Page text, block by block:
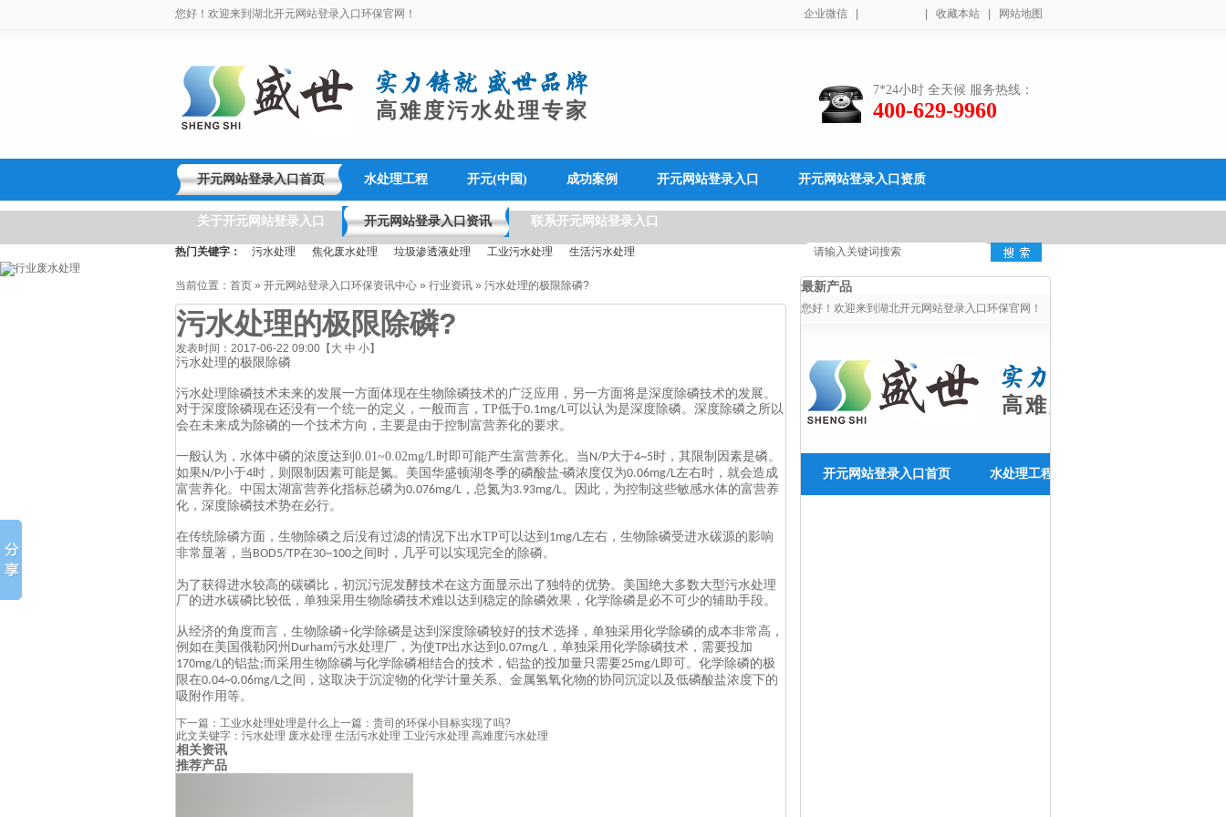
您好！欢迎来到湖北开元网站登录入口环保官网！ 企业微信 收藏本站 网站地图
高难度污水处理专家
7*24小时 全天候 服务热线：
400-629-9960
开元网站登录入口首页 水处理工程 开元(中国) 成功案例 开元网站登录入口 开元网站登录入口资质
关于开元网站登录入口 开元网站登录入口资讯 联系开元网站登录入口
热门关键字： 污水处理 焦化废水处理 垃圾渗透液处理 工业污水处理 生活污水处理
当前位置： 首页 » 开元网站登录入口环保资讯中心 » 行业资讯 » 污水处理的极限除磷?
污水处理的极限除磷?
发表时间：2017-06-22 09:00【 大 中 小】
污水处理的极限除磷
污水处理除磷技术未来的发展一方面体现在生物除磷技术的广泛应用，另一方面将是深度除磷技术的发展。
对于深度除磷现在还没有一个统一的定义，一般而言， TP低于0.1mg/L可以认为是深度除磷。深度除磷之所以
会在未来成为除磷的一个技术方向，主要是由于控制富营养化的要求。
一般认为，水体中磷的浓度达到 0.01~0.02mg/L时即可能产生富营养化。当 N/P大于4~5时，其限制因素是磷。
如果N/P小于4时，则限制因素可能是氮。美国华盛顿湖冬季的磷酸盐-磷浓度仅为0.06mg/L左右时，就会造成
富营养化。中国太湖富营养化指标总磷为0.076mg/L ，总氮为3.93mg/L。因此，为控制这些敏感水体的富营养
化，深度除磷技术势在必行。
在传统除磷方面，生物除磷之后没有过滤的情况下出水TP可以达到 1mg/L左右，生物除磷受进水碳源的影响
非常显著，当 BOD5/TP在30~100之间时，几乎可以实现完全的除磷。
为了获得进水较高的碳磷比，初沉污泥发酵技术在这方面显示出了独特的优势。美国绝大多数大型污水处理
厂的进水碳磷比较低，单独采用生物除磷技术难以达到稳定的除磷效果，化学除磷是必不可少的辅助手段。
从经济的角度而言，生物除磷+化学除磷是达到深度除磷较好的技术选择，单独采用化学除磷的成本非常高，
例如在美国俄勒冈州 Durham污水处理厂，为使TP出水达到 0.07mg/L ，单独采用化学除磷技术，需要投加
170mg/L的铝盐;而采用生物除磷与化学除磷相结合的技术，铝盐的投加量只需要25mg/L即可。化学除磷的极
限在0.04~0.06mg/L之间，这取决于沉淀物的化学计量关系、金属氢氧化物的协同沉淀以及低磷酸盐浓度下的
吸附作用等。
下一篇： 工业水处理处理是什么上一篇： 贵司的环保小目标实现了吗?
此文关键字： 污水处理 废水处理 生活污水处理 工业污水处理 高难度污水处理
相关资讯
推荐产品
最新产品
您好！欢迎来到湖北开元网站登录入口环保官网！
高难度污水处理专家
开元网站登录入口首页 水处理工程